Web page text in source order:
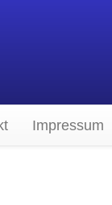
Impressum